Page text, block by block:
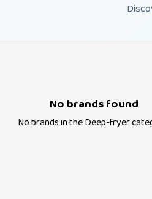
No brands found
No brands in theDeep-fryer